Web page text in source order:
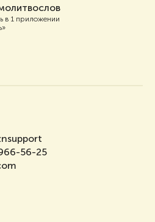
в 1 приложении
56-25